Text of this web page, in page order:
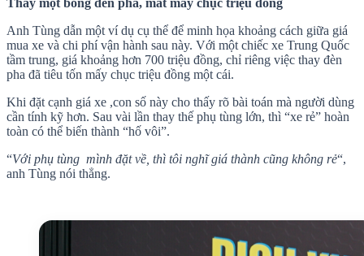
Anh Tùng dẫn một ví dụ cụ thể để minh họa khoảng cách giữa giá
mua xe và chi phí vận hành sau này. Với một chiếc xe Trung Quốc
tầm trung, giá khoảng hơn 700 triệu đồng, chỉ riêng việc thay đèn
pha đã tiêu tốn mấy chục triệu đồng một cái.
Khi đặt cạnh giá xe ,con số này cho thấy rõ bài toán mà người dùng
cần tính kỹ hơn. Sau vài lần thay thế phụ tùng lớn, thì “xe rẻ” hoàn
toàn có thể biến thành “hố vôi”.
“Với phụ tùng mình đặt về, thì tôi nghĩ giá thành cũng không rẻ“,
anh Tùng nói thẳng.